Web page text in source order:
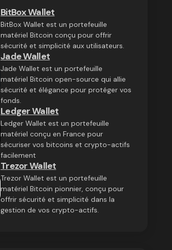
BitBox Wallet
BitBox Wallet est un portefeuille
matériel Bitcoin conçu pour offrir
sécurité et simplicité aux utilisateurs.
Jade Wallet
Jade Wallet est un portefeuille
matériel Bitcoin open-source qui allie
sécurité et élégance pour protéger vos
fonds.
Ledger Wallet
Ledger Wallet est un portefeuille
matériel conçu en France pour
sécuriser vos bitcoins et crypto-actifs
facilement
Trezor Wallet
Trezor Wallet est un portefeuille
matériel Bitcoin pionnier, conçu pour
offrir sécurité et simplicité dans la
gestion de vos crypto-actifs.